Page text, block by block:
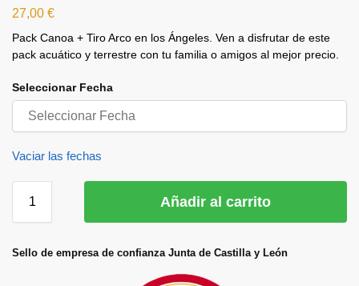
27,00 €
Pack Canoa + Tiro Arco en los Ángeles. Ven a disfrutar de este
pack acuático y terrestre con tu familia o amigos al mejor precio.
Seleccionar Fecha
Vaciar las fechas
Añadir al carrito
Sello de empresa de confianza Junta de Castilla y León